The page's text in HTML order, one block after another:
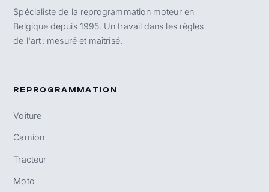
Spécialiste de la reprogrammation moteur en
Belgique depuis 1995. Un travail dans les règles
de l'art : mesuré et maîtrisé.
REPROGRAMMATION
Voiture
Camion
Tracteur
Moto